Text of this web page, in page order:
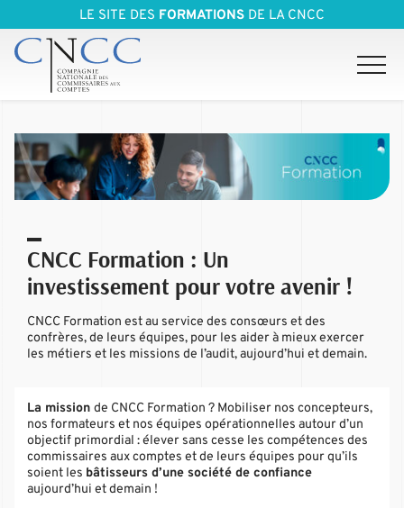
LE SITE DES FORMATIONS DE LA CNCC
CNCC Formation : Un
investissement pour votre avenir !
CNCC Formation est au service des consœurs et des
confrères, de leurs équipes, pour les aider à mieux exercer
les métiers et les missions de l’audit, aujourd’hui et demain.
La missionde CNCC Formation ? Mobiliser nos concepteurs,
nos formateurs et nos équipes opérationnelles autour d’un
objectif primordial : élever sans cesse les compétences des
commissaires aux comptes et de leurs équipes pour qu’ils
soient les bâtisseurs d’une société de confiance
aujourd’hui et demain !